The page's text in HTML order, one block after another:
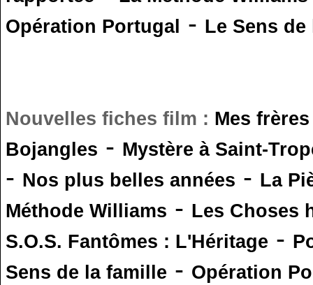
Opération Portugal - Le Sens
Nouvelles fiches film : Mes
Bojangles - Mystère à Saint-
- Nos plus belles années - La
Méthode Williams - Les Choses
S.O.S. Fantômes : L'Héritage -
Sens de la famille - Opération